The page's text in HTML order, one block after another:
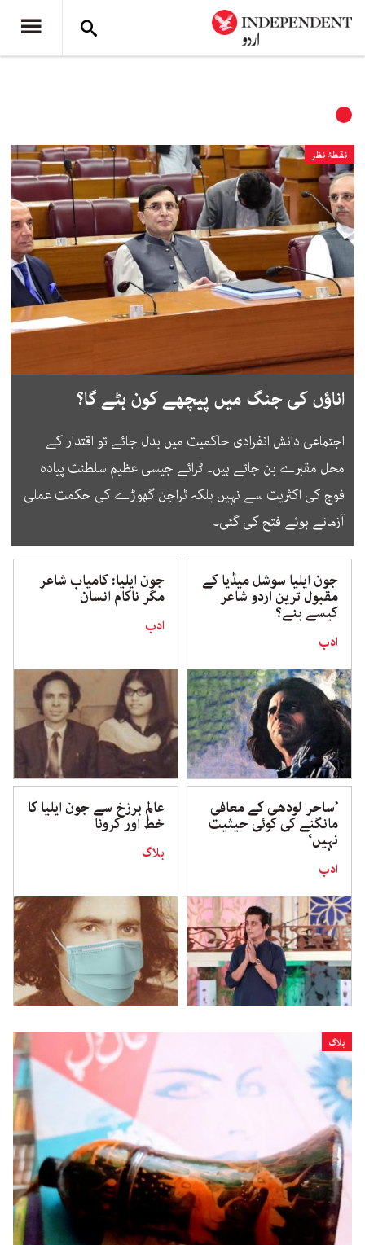
نقطۂ نظر
اناؤں کی جنگ میں پیچھے کون ہٹے گا؟
اجتماعی دانش انفرادی حاکمیت میں بدل جائے تو اقتدار کے
محل مقبرے بن جاتے ہیں۔ ٹرائے جیسی عظیم سلطنت پیادہ
فوج کی اکثریت سے نہیں بلکہ ٹراجن گھوڑے کی حکمت عملی
آزماتے ہوئے فتح کی گئی۔
جون ایلیا سوشل میڈیا کے
مقبول ترین اردو شاعر
کیسے بنے؟
ادب
جون ایلیا: کامیاب شاعر
مگر ناکام انسان
ادب
’ساحر لودھی کے معافی
مانگنے کی کوئی حیثیت
نہیں‘
ادب
عالم برزخ سے جون ایلیا کا
خط اور کرونا
بلاگ
بلاگ